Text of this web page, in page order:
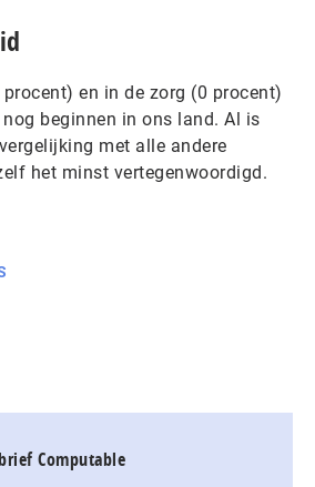
en in de zorg (0 procent)
beginnen in ons land. Al is
met alle andere
het minst vertegenwoordigd.
Computable